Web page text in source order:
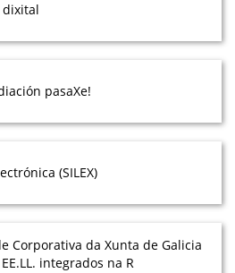
dixital
pasaXe!
(SILEX)
Corporativa da Xunta de Galicia
integrados na R